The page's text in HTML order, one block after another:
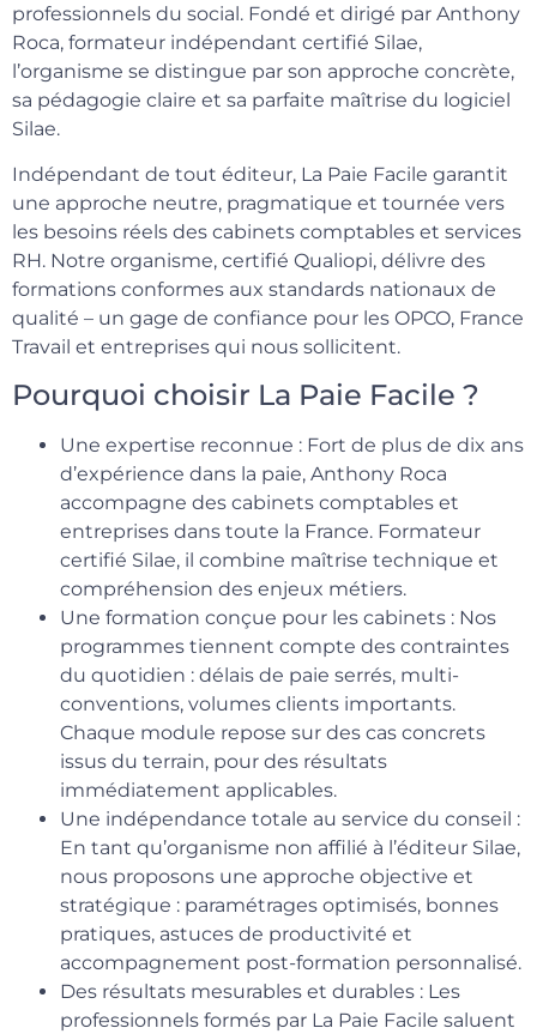
professionnels du social. Fondé et dirigé par Anthony
Roca, formateur indépendant certifié Silae,
l’organisme se distingue par son approche concrète,
sa pédagogie claire et sa parfaite maîtrise du logiciel
Silae.
Indépendant de tout éditeur, La Paie Facile garantit
une approche neutre, pragmatique et tournée vers
les besoins réels des cabinets comptables et services
RH. Notre organisme, certifié Qualiopi, délivre des
formations conformes aux standards nationaux de
qualité – un gage de confiance pour les OPCO, France
Travail et entreprises qui nous sollicitent.
Pourquoi choisir La Paie Facile ?
Une expertise reconnue : Fort de plus de dix ans
d’expérience dans la paie, Anthony Roca
accompagne des cabinets comptables et
entreprises dans toute la France. Formateur
certifié Silae, il combine maîtrise technique et
compréhension des enjeux métiers.
Une formation conçue pour les cabinets : Nos
programmes tiennent compte des contraintes
du quotidien : délais de paie serrés, multi-
conventions, volumes clients importants.
Chaque module repose sur des cas concrets
issus du terrain, pour des résultats
immédiatement applicables.
Une indépendance totale au service du conseil :
En tant qu’organisme non affilié à l’éditeur Silae,
nous proposons une approche objective et
stratégique : paramétrages optimisés, bonnes
pratiques, astuces de productivité et
accompagnement post-formation personnalisé.
Des résultats mesurables et durables : Les
professionnels formés par La Paie Facile saluent